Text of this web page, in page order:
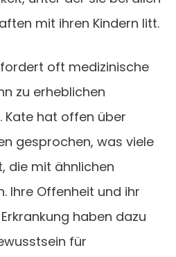
mit ihren Kindern litt.
oft medizinische
zu erheblichen
Kate hat offen über
gesprochen, was viele
die mit ähnlichen
Ihre Offenheit und ihr
haben dazu
für